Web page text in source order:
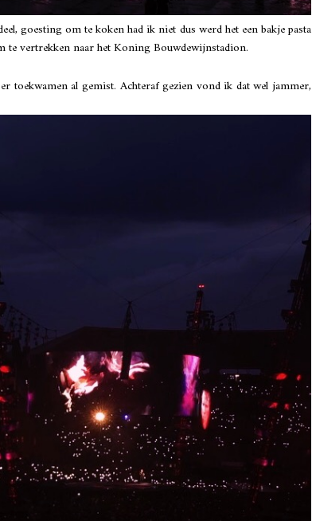
goesting om te koken had ik niet dus werd het een bakje pasta
te vertrekken naar het Koning Bouwdewijnstadion.
toekwamen al gemist. Achteraf gezien vond ik dat wel jammer,